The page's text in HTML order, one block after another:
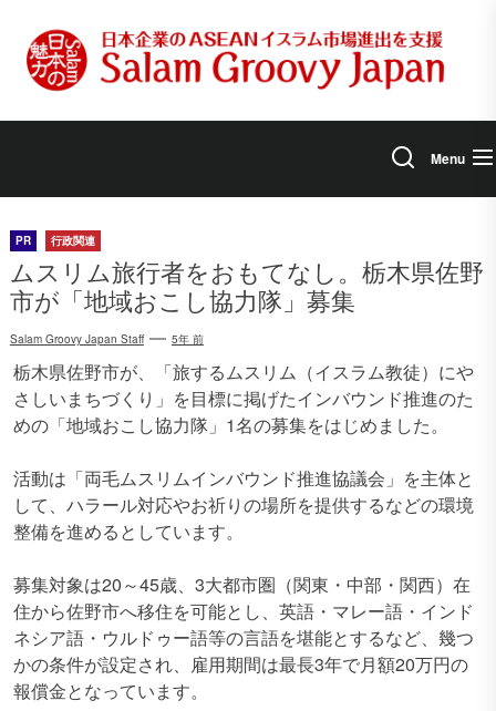
content
Menu
PR 行政関連
ムスリム旅行者をおもてなし。栃木県佐野
市が「地域おこし協力隊」募集
Salam Groovy Japan Staff 5年 前
栃木県佐野市が、「旅するムスリム（イスラム教徒）にや
さしいまちづくり」を目標に掲げたインバウンド推進のた
めの「地域おこし協力隊」1名の募集をはじめました。
活動は「両毛ムスリムインバウンド推進協議会」を主体と
して、ハラール対応やお祈りの場所を提供するなどの環境
整備を進めるとしています。
募集対象は20～45歳、3大都市圏（関東・中部・関西）在
住から佐野市へ移住を可能とし、英語・マレー語・インド
ネシア語・ウルドゥー語等の言語を堪能とするなど、幾つ
かの条件が設定され、雇用期間は最長3年で月額20万円の
報償金となっています。